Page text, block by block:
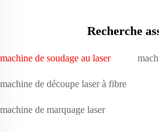
Recherche
machine de soudage au laser
machine de découpe laser à fibre
machine de marquage laser